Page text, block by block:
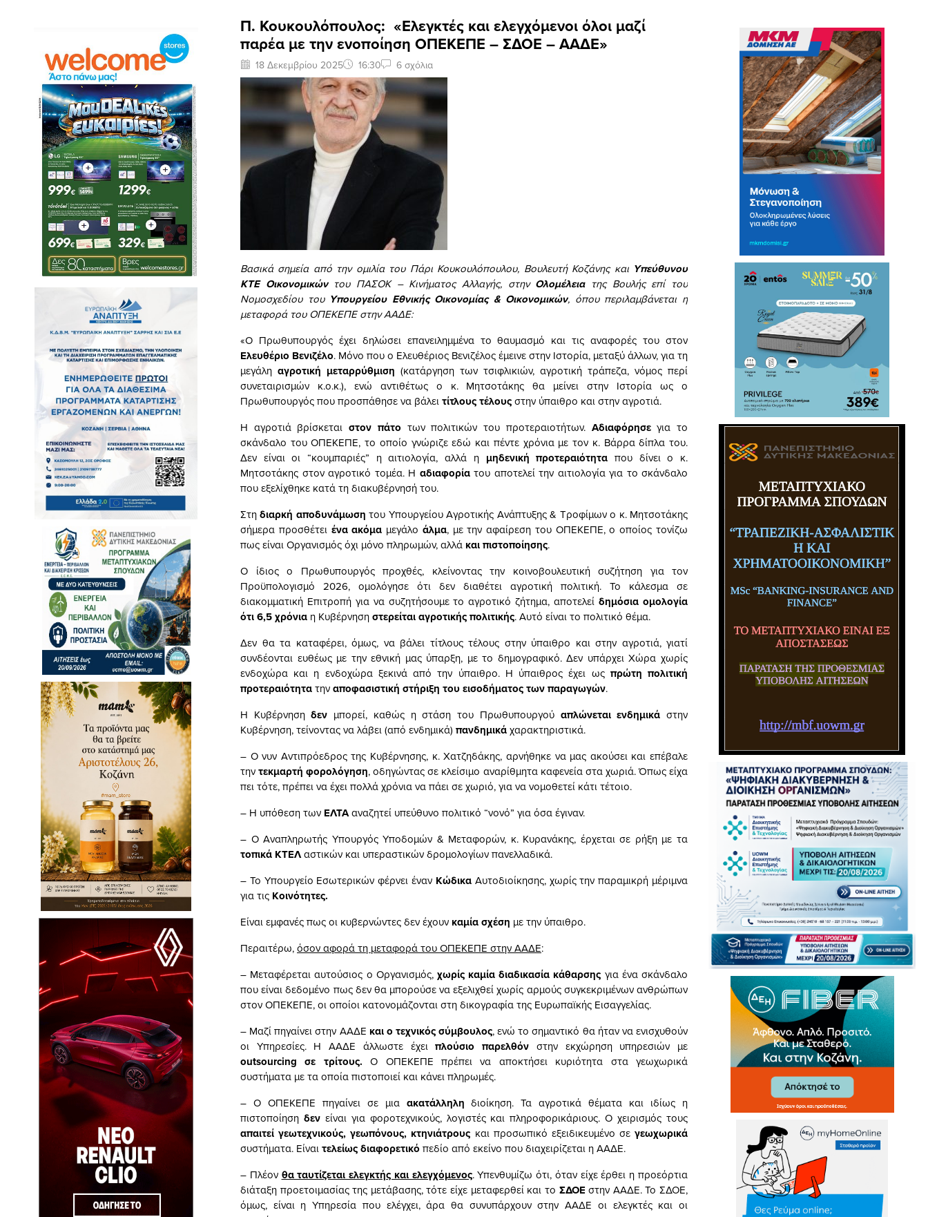
Π. Κουκουλόπουλος: «Ελεγκτές και ελεγχόμενοι όλοι μαζί
παρέα με την ενοποίηση ΟΠΕΚΕΠΕ – ΣΔΟΕ – ΑΑΔΕ»
18 Δεκεμβρίου 2025 16:30 6 σχόλια
Βασικά σημεία από την ομιλία του Πάρι Κουκουλόπουλου, Βουλευτή Κοζάνης και Υπεύθυνου
ΚΤΕ Οικονομικών του ΠΑΣΟΚ – Κινήματος Αλλαγής, στην Ολομέλεια της Βουλής επί του
Νομοσχεδίου του Υπουργείου Εθνικής Οικονομίας & Οικονομικών, όπου περιλαμβάνεται η
μεταφορά του ΟΠΕΚΕΠΕ στην ΑΑΔΕ:
«Ο Πρωθυπουργός έχει δηλώσει επανειλημμένα το θαυμασμό και τις αναφορές του στον
Ελευθέριο Βενιζέλο. Μόνο που ο Ελευθέριος Βενιζέλος έμεινε στην Ιστορία, μεταξύ άλλων, για τη
μεγάλη αγροτική μεταρρύθμιση (κατάργηση των τσιφλικιών, αγροτική τράπεζα, νόμος περί
συνεταιρισμών κ.ο.κ.), ενώ αντιθέτως ο κ. Μητσοτάκης θα μείνει στην Ιστορία ως ο
Πρωθυπουργός που προσπάθησε να βάλειτίτλους τέλουςστην ύπαιθρο και στην αγροτιά.
Η αγροτιά βρίσκεταιστον πάτο των πολιτικών του προτεραιοτήτων. Αδιαφόρησεγια το
σκάνδαλο του ΟΠΕΚΕΠΕ, το οποίο γνώριζε εδώ και πέντε χρόνια με τον κ. Βάρρα δίπλα του.
Δεν είναι οι “κουμπαριές” η αιτιολογία, αλλά η μηδενική προτεραιότητα που δίνει ο κ.
Μητσοτάκης στον αγροτικό τομέα. Η αδιαφορίατου αποτελεί την αιτιολογία για το σκάνδαλο
που εξελίχθηκε κατά τη διακυβέρνησή του.
Στηδιαρκή αποδυνάμωση του Υπουργείου Αγροτικής Ανάπτυξης & Τροφίμων ο κ. Μητσοτάκης
σήμερα προσθέτει ένα ακόμα μεγάλο άλμα, με την αφαίρεση του ΟΠΕΚΕΠΕ, ο οποίος τονίζω
πως είναι Οργανισμός όχι μόνο πληρωμών, αλλά και πιστοποίησης.
Ο ίδιος ο Πρωθυπουργός προχθές, κλείνοντας την κοινοβουλευτική συζήτηση για τον
Προϋπολογισμό 2026, ομολόγησε ότι δεν διαθέτει αγροτική πολιτική. Το κάλεσμα σε
διακομματική Επιτροπή για να συζητήσουμε το αγροτικό ζήτημα, αποτελείδημόσια ομολογία
ότι 6,5 χρόνια η Κυβέρνησηστερείται αγροτικής πολιτικής. Αυτό είναι το πολιτικό θέμα.
Δεν θα τα καταφέρει, όμως, να βάλει τίτλους τέλους στην ύπαιθρο και στην αγροτιά, γιατί
συνδέονται ευθέως με την εθνική μας ύπαρξη, με το δημογραφικό. Δεν υπάρχει Χώρα χωρίς
ενδοχώρα και η ενδοχώρα ξεκινά από την ύπαιθρο. Η ύπαιθρος έχει ως πρώτη πολιτική
προτεραιότητατηναποφασιστική στήριξη του εισοδήματος των παραγωγών.
Η Κυβέρνησηδεν μπορεί, καθώς η στάση του Πρωθυπουργού απλώνεται ενδημικά στην
Κυβέρνηση, τείνοντας να λάβει (από ενδημικά) πανδημικάχαρακτηριστικά.
– Ο νυν Αντιπρόεδρος της Κυβέρνησης, κ. Χατζηδάκης, αρνήθηκε να μας ακούσει και επέβαλε
τηντεκμαρτή φορολόγηση, οδηγώντας σε κλείσιμο αναρίθμητα καφενεία στα χωριά. Όπως είχα
πει τότε, πρέπει να έχει πολλά χρόνια να πάει σε χωριό, για να νομοθετεί κάτι τέτοιο.
– Η υπόθεση των ΕΛΤΑαναζητεί υπεύθυνο πολιτικό “νονό” για όσα έγιναν.
– Ο Αναπληρωτής Υπουργός Υποδομών & Μεταφορών, κ. Κυρανάκης, έρχεται σε ρήξη με τα
τοπικά ΚΤΕΛαστικών και υπεραστικών δρομολογίων πανελλαδικά.
– Το Υπουργείο Εσωτερικών φέρνει έναν Κώδικα Αυτοδιοίκησης, χωρίς την παραμικρή μέριμνα
για τις Κοινότητες.
Είναι εμφανές πως οι κυβερνώντες δεν έχουν καμία σχέση με την ύπαιθρο.
Περαιτέρω,όσον αφορά τη μεταφορά του ΟΠΕΚΕΠΕ στην ΑΑΔΕ:
– Μεταφέρεται αυτούσιος ο Οργανισμός, χωρίς καμία διαδικασία κάθαρσης για ένα σκάνδαλο
που είναι δεδομένο πως δεν θα μπορούσε να εξελιχθεί χωρίς αρμούς συγκεκριμένων ανθρώπων
στον ΟΠΕΚΕΠΕ, οι οποίοι κατονομάζονται στη δικογραφία της Ευρωπαϊκής Εισαγγελίας.
– Μαζί πηγαίνει στην ΑΑΔΕ και ο τεχνικός σύμβουλος, ενώ το σημαντικό θα ήταν να ενισχυθούν
οι Υπηρεσίες. Η ΑΑΔΕ άλλωστε έχειπλούσιο παρελθόν στην εκχώρηση υπηρεσιών με
outsourcing σε τρίτους. Ο ΟΠΕΚΕΠΕ πρέπει να αποκτήσει κυριότητα στα γεωχωρικά
συστήματα με τα οποία πιστοποιεί και κάνει πληρωμές.
– Ο ΟΠΕΚΕΠΕ πηγαίνει σε μια ακατάλληληδιοίκηση. Τα αγροτικά θέματα και ιδίως η
πιστοποίηση δεν είναι για φοροτεχνικούς, λογιστές και πληροφορικάριους. Ο χειρισμός τους
απαιτεί γεωτεχνικούς, γεωπόνους, κτηνιάτρους και προσωπικό εξειδικευμένο σε γεωχωρικά
συστήματα. Είναιτελείως διαφορετικό πεδίο από εκείνο που διαχειρίζεται η ΑΑΔΕ.
– Πλέον θα ταυτίζεται ελεγκτής και ελεγχόμενος. Υπενθυμίζω ότι, όταν είχε έρθει η προεόρτια
διάταξη προετοιμασίας της μετάβασης, τότε είχε μεταφερθεί και το ΣΔΟΕ στην ΑΑΔΕ. Το ΣΔΟΕ,
όμως, είναι η Υπηρεσία που ελέγχει, άρα θα συνυπάρχουν στην ΑΑΔΕ οι ελεγκτές και οι